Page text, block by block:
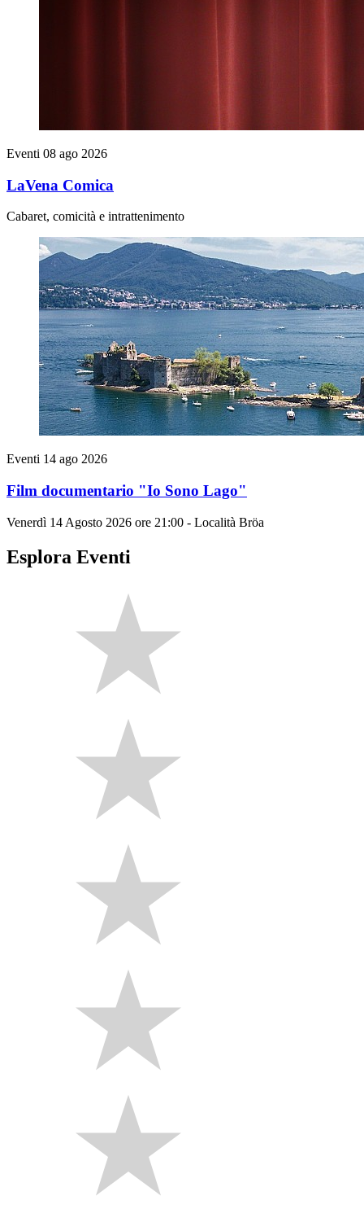
Eventi 08 ago 2026
LaVena Comica
Cabaret, comicità e intrattenimento
Eventi 14 ago 2026
Film documentario "Io Sono Lago"
Venerdì 14 Agosto 2026 ore 21:00 - Località Bröa
Esplora Eventi